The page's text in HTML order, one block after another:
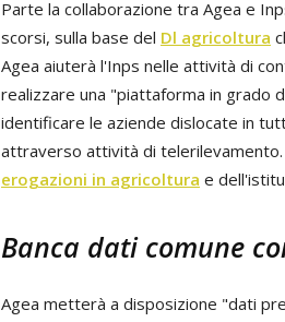
Parte la collaborazione tra Agea e
scorsi, sulla base del Dl agricoltura
Agea aiuterà l'Inps nelle attività di
realizzare una "piattaforma in grado
identificare le aziende dislocate in
attraverso attività di telerilevamento.
erogazioni in agricoltura e
Banca dati comune
Agea metterà a disposizione "dati